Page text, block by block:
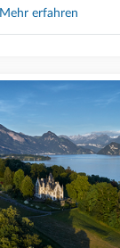
Mehr erfahren